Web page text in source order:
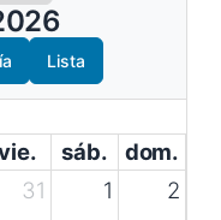
Lista
sáb.
dom.
31 1 2